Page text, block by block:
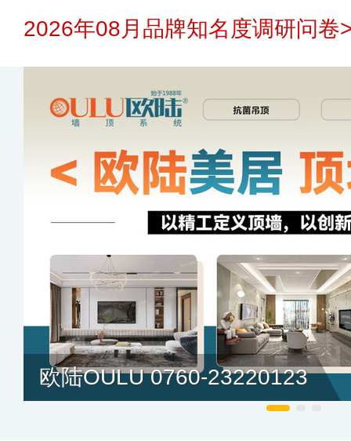
2026年08月品牌知名度调研问卷
欧陆OULU 0760-23220123